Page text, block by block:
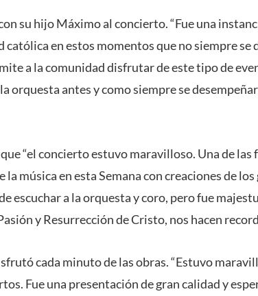
su hijo Máximo al concierto. “Fue una
en estos momentos que no siempre se
a la comunidad disfrutar de este tipo de
orquesta antes y como siempre se
“el concierto estuvo maravilloso. Una de las
la música en esta Semana con creaciones de
escuchar a la orquesta y coro, pero fue
y Resurrección de Cristo, nos hacen
cada minuto de las obras. “Estuvo
Fue una presentación de gran calidad y